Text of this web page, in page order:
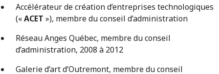
Accélérateur de création d’entreprises technologiques
(«ACET »), membre du conseil d’administration
Réseau Anges Québec, membre du conseil
d’administration, 2008 à 2012
Galerie d’art d’Outremont, membre du conseil